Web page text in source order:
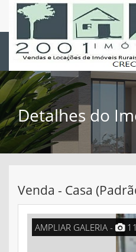
Detalhes do
Venda - Casa
AMPLIAR GALERIA -